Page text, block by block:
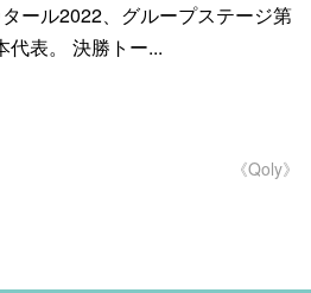
ール2022、グループステージ第
代表。 決勝トー...
《Qoly》